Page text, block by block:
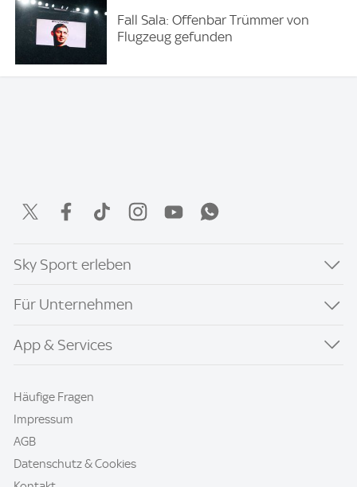
Fall Sala: Offenbar Trümmer von
Flugzeug gefunden
Sky Sport erleben
Für Unternehmen
App & Services
Häufige Fragen
Impressum
AGB
Datenschutz & Cookies